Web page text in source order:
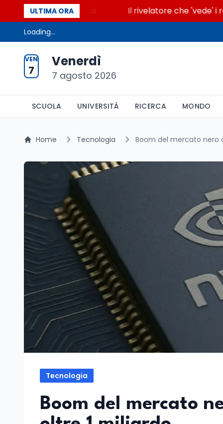
ULTIMA ORA
la glicolisi Il rivelatore che 'vede' i
Loading...
VEN
7
Venerdì
7 agosto 2026
SCUOLA UNIVERSITÀ RICERCA MONDO
Home Tecnologia
Tecnologia
Boom del mercato